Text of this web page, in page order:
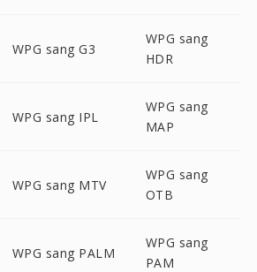
WPG sang G3
WPG sang
HDR
WPG sang IPL
WPG sang
MAP
WPG sang MTV
WPG sang
OTB
WPG sang PALM
WPG sang
PAM